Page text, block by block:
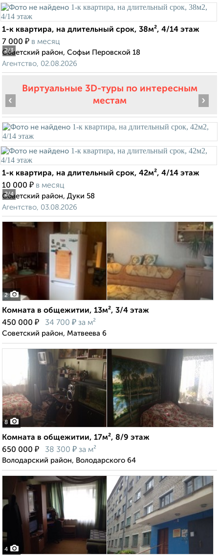
2/3
1-к квартира, на длительный срок, 38м², 4/14 этаж
7 000 ₽ в месяц
Советский район, Софьи Перовской 18
Агентство, 02.08.2026
Виртуальные 3D-туры по интересным
местам
2/4
‹ ›
1-к квартира, на длительный срок, 42м², 4/14 этаж
10 000 ₽ в месяц
Советский район, Дуки 58
Агентство, 03.08.2026
2
Комната в общежитии, 13м², 3/4 этаж
450 000 ₽ 34 700 ₽ за м²
Советский район, Матвеева 6
8
Комната в общежитии, 17м², 8/9 этаж
650 000 ₽ 38 300 ₽ за м²
Володарский район, Володарского 64
4